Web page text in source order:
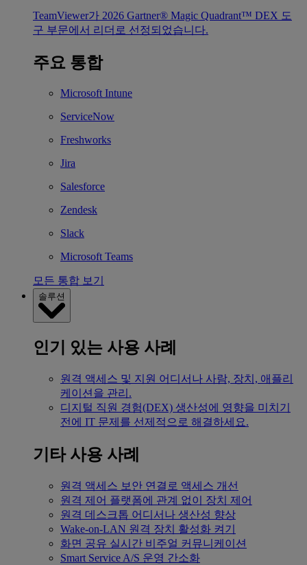
TeamViewer가 2026 Gartner® Magic Quadrant™ DEX 도
구 부문에서 리더로 선정되었습니다.
주요 통합
Microsoft Intune
ServiceNow
Freshworks
Jira
Salesforce
Zendesk
Slack
Microsoft Teams
모든 통합 보기
솔루션
인기 있는 사용 사례
원격 액세스 및 지원 어디서나 사람, 장치, 애플리
케이션을 관리.
디지털 직원 경험(DEX) 생산성에 영향을 미치기
전에 IT 문제를 선제적으로 해결하세요.
기타 사용 사례
원격 액세스 보안 연결로 액세스 개선
원격 제어 플랫폼에 관계 없이 장치 제어
원격 데스크톱 어디서나 생산성 향상
Wake-on-LAN 원격 장치 활성화 켜기
화면 공유 실시간 비주얼 커뮤니케이션
Smart Service A/S 운영 간소화